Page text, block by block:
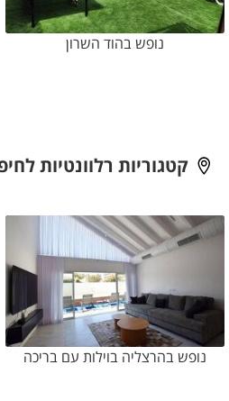
נופש בהוד השרון
קטגוריות רלוונטיות
נופש בהרצליה בוילות עם בריכה